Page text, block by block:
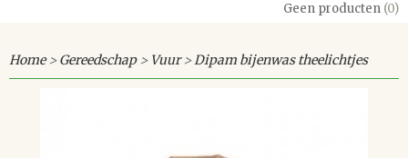
Geen producten (0)
Home>Gereedschap> Vuur>Dipam bijenwas theelichtjes